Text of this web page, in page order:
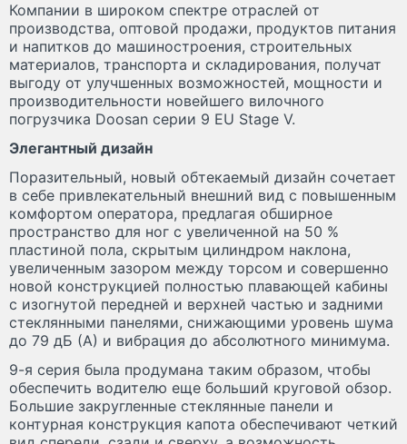
Компании в широком спектре отраслей от
производства, оптовой продажи, продуктов питания
и напитков до машиностроения, строительных
материалов, транспорта и складирования, получат
выгоду от улучшенных возможностей, мощности и
производительности новейшего вилочного
погрузчика Doosan серии 9 EU Stage V.
Элегантный дизайн
Поразительный, новый обтекаемый дизайн сочетает
в себе привлекательный внешний вид с повышенным
комфортом оператора, предлагая обширное
пространство для ног с увеличенной на 50 %
пластиной пола, скрытым цилиндром наклона,
увеличенным зазором между торсом и совершенно
новой конструкцией полностью плавающей кабины
с изогнутой передней и верхней частью и задними
стеклянными панелями, снижающими уровень шума
до 79 дБ (А) и вибрация до абсолютного минимума.
9-я серия была продумана таким образом, чтобы
обеспечить водителю еще больший круговой обзор.
Большие закругленные стеклянные панели и
контурная конструкция капота обеспечивают четкий